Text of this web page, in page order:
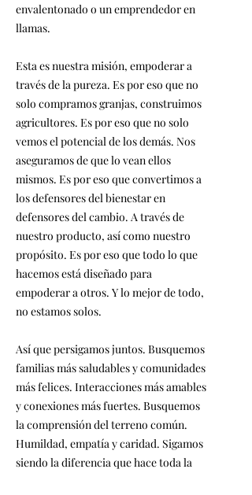
envalentonado o un emprendedor en
llamas.
Esta es nuestra misión, empoderar a
través de la pureza. Es por eso que no
solo compramos granjas, construimos
agricultores. Es por eso que no solo
vemos el potencial de los demás. Nos
aseguramos de que lo vean ellos
mismos. Es por eso que convertimos a
los defensores del bienestar en
defensores del cambio. A través de
nuestro producto, así como nuestro
propósito. Es por eso que todo lo que
hacemos está diseñado para
empoderar a otros. Y lo mejor de todo,
no estamos solos.
Así que persigamos juntos. Busquemos
familias más saludables y comunidades
más felices. Interacciones más amables
y conexiones más fuertes. Busquemos
la comprensión del terreno común.
Humildad, empatía y caridad. Sigamos
siendo la diferencia que hace toda la